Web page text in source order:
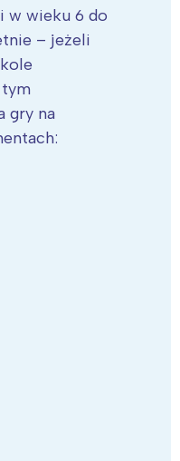
w wieku 6 do
– jeżeli
gry na